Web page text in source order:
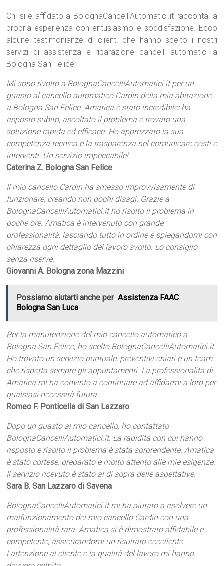
Chi si è affidato a BolognaCancelliAutomatici.it racconta la
propria esperienza con entusiasmo e soddisfazione. Ecco
alcune testimonianze di clienti che hanno scelto i nostri
servizi di assistenza e riparazione cancelli automatici a
Bologna San Felice:
Mi sono rivolto a BolognaCancelliAutomatici.it per un
guasto al cancello automatico Cardin della mia abitazione
a Bologna San Felice. Amatica è stato incredibile: ha
risposto subito, ascoltato il problema e trovato una
soluzione rapida ed efficace. Ho apprezzato la sua
competenza tecnica e la trasparenza nel comunicare costi e
interventi. Un servizio impeccabile!
Caterina Z. Bologna San Felice
Il mio cancello Cardin ha smesso improvvisamente di
funzionare, creando non pochi disagi. Grazie a
BolognaCancelliAutomatici.it ho risolto il problema in
poche ore. Amatica è intervenuto con grande
professionalità, lasciando tutto in ordine e spiegandomi con
chiarezza ogni dettaglio del lavoro svolto. Lo consiglio
senza riserve.
Giovanni A. Bologna zona Mazzini
Possiamo aiutarti anche per Assistenza FAAC
Bologna San Luca
Per la manutenzione del mio cancello automatico a
Bologna San Felice, ho scelto BolognaCancelliAutomatici.it.
Ho trovato un servizio puntuale, preventivi chiari e un team
che rispetta sempre gli appuntamenti. La professionalità di
Amatica mi ha convinto a continuare ad affidarmi a loro per
qualsiasi necessità futura.
Romeo F. Ponticella di San Lazzaro
Dopo un guasto al mio cancello, ho contattato
BolognaCancelliAutomatici.it. La rapidità con cui hanno
risposto e risolto il problema è stata sorprendente. Amatica
è stato cortese, preparato e molto attento alle mie esigenze.
Il servizio ricevuto è stato al di sopra delle aspettative.
Sara B. San Lazzaro di Savena
BolognaCancelliAutomatici.it mi ha aiutato a risolvere un
malfunzionamento del mio cancello Cardin con una
professionalità rara. Amatica si è dimostrato affidabile e
competente, assicurandomi un risultato eccellente.
Lattenzione al cliente e la qualità del lavoro mi hanno